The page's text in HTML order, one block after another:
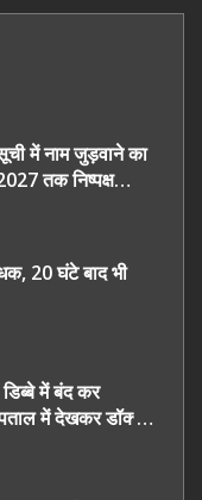
सूची में नाम जुड़वाने का
तक निष्पक्ष
20 घंटे बाद भी
में बंद कर
में देखकर डॉक्टर